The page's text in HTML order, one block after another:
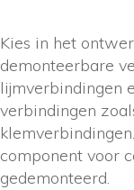
Kies in het
demonteerbare
lijmverbindingen
verbindingen
component voor
gedemonteerd.